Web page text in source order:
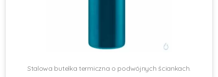
Stalowa butelka termiczna o podwójnych ściankach.